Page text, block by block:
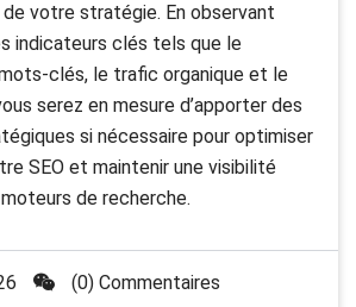
votre stratégie. En observant
indicateurs clés tels que le
clés, le trafic organique et le
serez en mesure d’apporter des
si nécessaire pour optimiser
SEO et maintenir une visibilité
de recherche.
(0) Commentaires